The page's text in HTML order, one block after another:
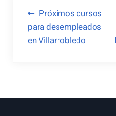
Navegación
de
entradas
Próximos cursos
para desempleados
en Villarrobledo